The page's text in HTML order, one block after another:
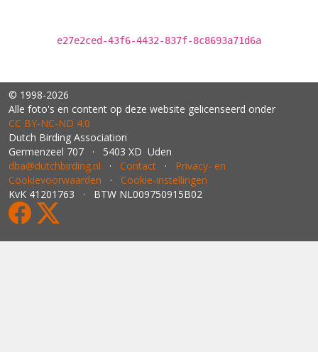
e27e2ced-43f6-4432-837f-8c8693a71d6a
© 1998-2026
Alle foto's en content op deze website gelicenseerd onder
CC BY‑NC‑ND 4.0
Dutch Birding Association
Germenzeel 707 · 5403 XD Uden
dba@dutchbirding.nl · Contact · Privacy- en
Cookievoorwaarden · Cookie-instellingen
KvK 41201763 · BTW NL009750915B02